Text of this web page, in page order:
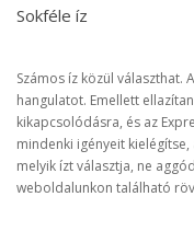
Sokféle íz
Számos íz közül választhat.
hangulatot. Emellett
kikapcsolódásra, és az
mindenki igényeit
melyik ízt választja, ne
weboldalunkon található